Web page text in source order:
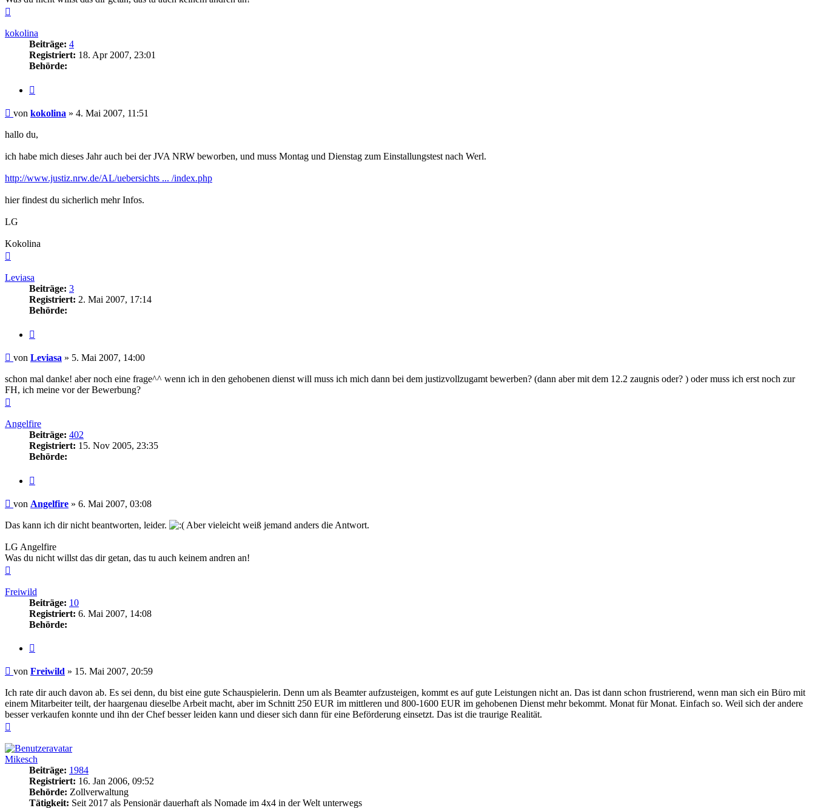
kokolina
Beiträge: 4
Registriert: 18. Apr 2007, 23:01
Behörde:
Beitrag
von kokolina » 4. Mai 2007, 11:51
hallo du,
ich habe mich dieses Jahr auch bei der JVA NRW beworben, und muss Montag und Dienstag zum Einstallungstest nach Werl.
http://www.justiz.nrw.de/AL/uebersichts ... /index.php
hier findest du sicherlich mehr Infos.
LG
Kokolina
Leviasa
Beiträge: 3
Registriert: 2. Mai 2007, 17:14
Behörde:
Beitrag
von Leviasa » 5. Mai 2007, 14:00
schon mal danke! aber noch eine frage^^ wenn ich in den gehobenen dienst will muss ich mich dann bei dem justizvollzugamt bewerben? (dann aber mit dem 12.2 zaugnis oder? ) oder muss ich erst noch zur
FH, ich meine vor der Bewerbung?
Angelfire
Beiträge: 402
Registriert: 15. Nov 2005, 23:35
Behörde:
Beitrag
von Angelfire » 6. Mai 2007, 03:08
Das kann ich dir nicht beantworten, leider. Aber vieleicht weiß jemand anders die Antwort.
LG Angelfire
Was du nicht willst das dir getan, das tu auch keinem andren an!
Freiwild
Beiträge: 10
Registriert: 6. Mai 2007, 14:08
Behörde:
Beitrag
von Freiwild » 15. Mai 2007, 20:59
Ich rate dir auch davon ab. Es sei denn, du bist eine gute Schauspielerin. Denn um als Beamter aufzusteigen, kommt es auf gute Leistungen nicht an. Das ist dann schon frustrierend, wenn man sich ein Büro mit
einem Mitarbeiter teilt, der haargenau dieselbe Arbeit macht, aber im Schnitt 250 EUR im mittleren und 800-1600 EUR im gehobenen Dienst mehr bekommt. Monat für Monat. Einfach so. Weil sich der andere
besser verkaufen konnte und ihn der Chef besser leiden kann und dieser sich dann für eine Beförderung einsetzt. Das ist die traurige Realität.
Mikesch
Beiträge: 1984
Registriert: 16. Jan 2006, 09:52
Behörde: Zollverwaltung
Tätigkeit: Seit 2017 als Pensionär dauerhaft als Nomade im 4x4 in der Welt unterwegs